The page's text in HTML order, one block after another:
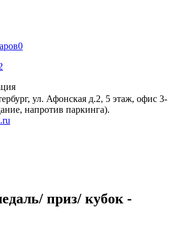
0
ул. Афонская д.2, 5 этаж, офис 3-
напротив паркинга).
приз/ кубок -